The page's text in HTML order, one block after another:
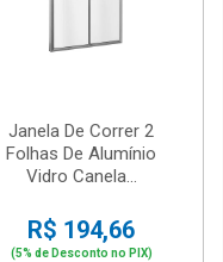
Janela De Correr 2
Folhas De Alumínio
Vidro Canela...
R$ 194,66
(5% de Desconto no PIX)